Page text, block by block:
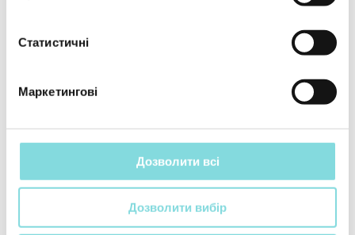
Статистичні
Маркетингові
Дозволити всі
Дозволити вибір